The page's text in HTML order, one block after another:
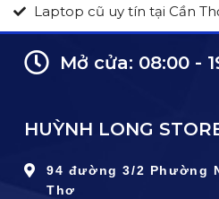
Laptop cũ uy tín tại Cần
Mở cửa: 08:00 -
HUỲNH LONG
94 đường 3/2 Phường
Thơ